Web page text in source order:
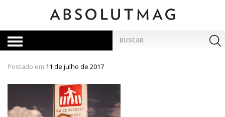
por:
Postado em 11 de julho de 2017